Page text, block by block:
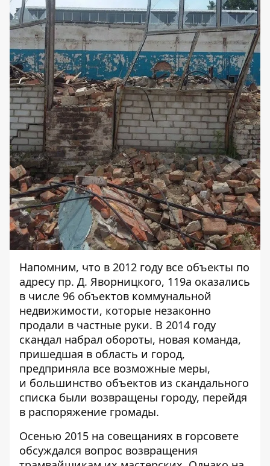
Напомним, что в 2012 году все объекты по
адресу пр. Д. Яворницкого, 119а оказались
в числе 96 объектов коммунальной
недвижимости, которые незаконно
продали в частные руки. В 2014 году
скандал набрал обороты, новая команда,
пришедшая в область и город,
предприняла все возможные меры,
и большинство объектов из скандального
списка были возвращены городу, перейдя
в распоряжение громады.
Осенью 2015 на совещаниях в горсовете
обсуждался вопрос возвращения